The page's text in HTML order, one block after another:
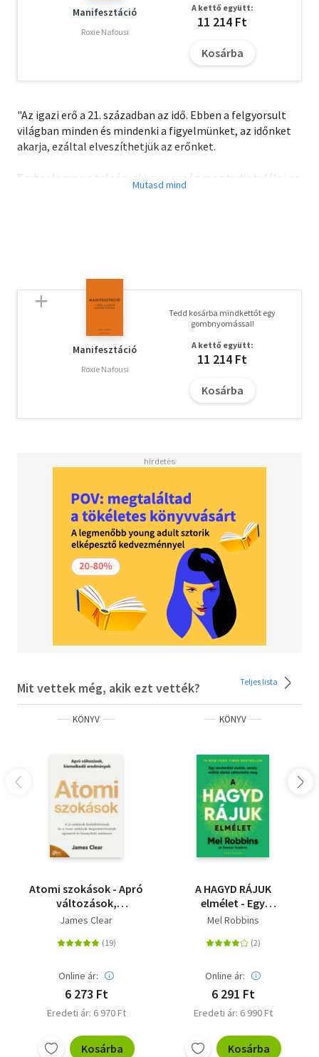
Manifesztáció
Roxie Nafousi
A kettő együtt:
11 214 Ft
Kosárba
"Az igazi erő a 21. században az idő. Ebben a felgyorsult
világban minden és mindenki a figyelmünket, az időnket
akarja, ezáltal elveszíthetjük az erőnket.
Ember legyen a talpán, aki manapság meg tudja találni az
egyensúlyt, hogy jusson ideje mindenre, ami igazán
hogy megtanuljunk jól bánni az időnkkel, az életünkkel,
ezáltal pedig visszanyerjük az erőnket,
és ne áldozatként éljük a mindennapjainkat,
hanem vegyük a kezünkbe az életünk irányítását. "
Manifesztáció
Roxie Nafousi
Tedd kosárba mindkettőt egy
gombnyomással!
A kettő együtt:
11 214 Ft
Kosárba
Mit vettek még, akik ezt vették? Teljes lista
KÖNYV
Atomi szokások - Apró
változások,
kiemelkedő
James Clear
Online ár:
6 273 Ft
Eredeti ár: 6 970 Ft
Kosárba
KÖNYV
A HAGYD RÁJUK
elmélet - Egy
sorsfordító eszköz,
változtatta meg
Mel Robbins
Online ár:
6 291 Ft
Eredeti ár: 6 990 Ft
Kosárba